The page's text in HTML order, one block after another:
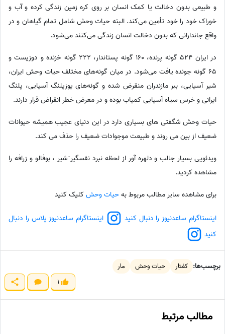
و طبیعی بدون دخالت یا کمک انسان بر روی کره زمین زندگی کرده و آب و
خوراک خود را خود تأمین می‌کند. البته حیات وحش شامل تمام گیاهان و در
واقع جاندارانی که بدون دخالت انسان زندگی می‌کنند می‌شود.
در ایران 524 گونه پرنده، 160 گونه پستاندار، 222 گونه خزنده و دوزیست و
65 گونه جونده یافت می‌شود. در میان گونه‌های مختلف حیات وحش ایران،
شیر آسیایی، ببر مازندران منقرض شده و گونه‌های یوزپلنگ آسیایی، پلنگ
ایرانی و خرس سیاه آسیایی کمیاب بوده و در معرض خطر انقراض قرار دارند.
حیات وحش شگفتی های بسیاری دارد در این دنیای عجیب همیشه حیوانات
ضعیف از بین می روند و طبیعت موجوادات ضعیف را حذف می کند.
ویدئویی بسیار جالب و دلهره آور از لحظه نبرد نفسگیر َشیر ، بوفالو و زرافه را
مشاهده کردید.
برای مشاهده سایر مطالب مربوط بهحیات وحش کلیک کنید
اینستاگرام ساعدنیوز را دنبال کنید
اینستاگرام ساعدنیوز پلاس را دنبال
کنید
برچسب‌ها: کفتار حیات وحش
مار
1
مطالب مرتبط